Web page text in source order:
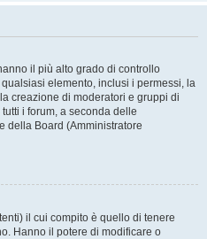
il più alto grado di controllo
elemento, inclusi i permessi, la
creazione di moderatori e gruppi di
i forum, a seconda delle
della Board (Amministratore
il cui compito è quello di tenere
Hanno il potere di modificare o